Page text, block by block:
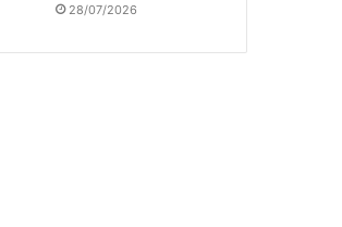
28/07/2026